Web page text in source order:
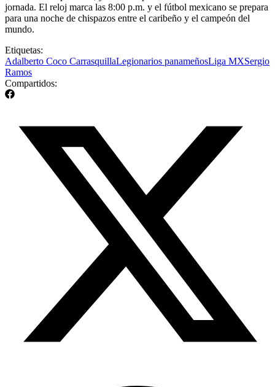
jornada. El reloj marca las 8:00 p.m. y el fútbol mexicano se prepara
para una noche de chispazos entre el caribeño y el campeón del
mundo.
Etiquetas:
Adalberto Coco CarrasquillaLegionarios panameñosLiga MXSergio
Ramos
Compartidos: